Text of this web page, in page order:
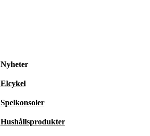
Nyheter
Elcykel
Spelkonsoler
Hushållsprodukter